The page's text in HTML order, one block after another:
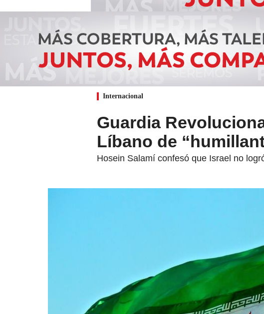
Internacional
Guardia
Líbano de
Hosein Salamí confesó que Israel no